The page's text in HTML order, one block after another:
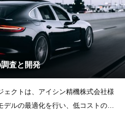
査と開発
ェクトは、アイシン精機株式会社様
ルの最適化を行い、低コストの検